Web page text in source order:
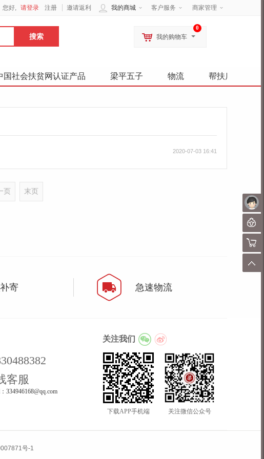
未
聊
购物
顶
客户服务 商家管理
我的商城
您好, 请登录 注册 邀请返利
0
我的购物车
国社会扶贫网认证产品 梁平五子 物流 帮扶店铺
2020-07-03 16:41
页 末页
寄 急速物流
客服
334946168@qq.com
关注我们
下载APP手机端 关注微信公众号
号-1